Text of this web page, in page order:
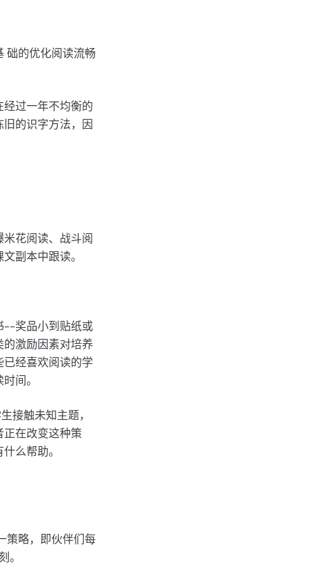
础的优化阅读流畅
过一年不均衡的
的识字方法，因
花阅读、战斗阅
副本中跟读。
--奖品小到贴纸或
激励因素对培养
经喜欢阅读的学
间。
接触未知主题，
在改变这种策
么帮助。
策略，即伙伴们每
。